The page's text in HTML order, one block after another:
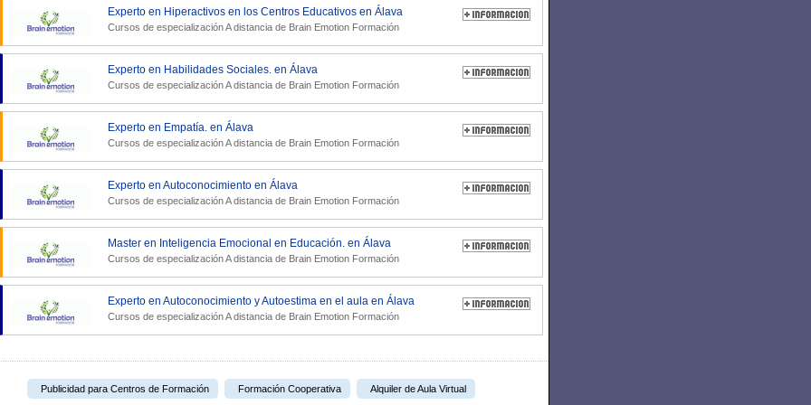
Experto en Hiperactivos en los Centros Educativos en Álava
Cursos de especialización A distancia de Brain Emotion Formación
Experto en Habilidades Sociales. en Álava
Cursos de especialización A distancia de Brain Emotion Formación
Experto en Empatía. en Álava
Cursos de especialización A distancia de Brain Emotion Formación
Experto en Autoconocimiento en Álava
Cursos de especialización A distancia de Brain Emotion Formación
Master en Inteligencia Emocional en Educación. en Álava
Cursos de especialización A distancia de Brain Emotion Formación
Experto en Autoconocimiento y Autoestima en el aula en Álava
Cursos de especialización A distancia de Brain Emotion Formación
Publicidad para Centros de Formación Formación Cooperativa Alquiler de Aula Virtual